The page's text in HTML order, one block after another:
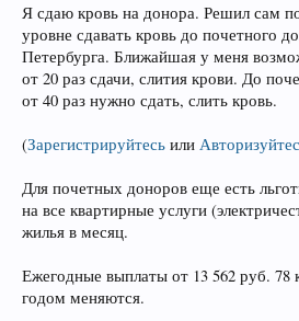
Я сдаю кровь на донора. Решил сам
уровне сдавать кровь до почетного
Петербурга. Ближайшая у меня
от 20 раз сдачи, слития крови. До
от 40 раз нужно сдать, слить кровь.
(Зарегистрируйтесь или
Для почетных доноров еще есть
на все квартирные услуги
жилья в месяц.
Ежегодные выплаты от 13 562 руб. 78
годом меняются.